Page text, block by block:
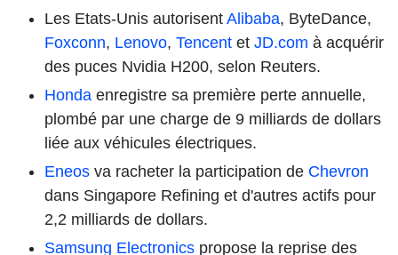
Les Etats-Unis autorisent Alibaba, ByteDance,
Foxconn, Lenovo, Tencent et JD.com à acquérir
des puces Nvidia H200, selon Reuters.
Honda enregistre sa première perte annuelle,
plombé par une charge de 9 milliards de dollars
liée aux véhicules électriques.
Eneos va racheter la participation de Chevron
dans Singapore Refining et d'autres actifs pour
2,2 milliards de dollars.
Samsung Electronics propose la reprise des